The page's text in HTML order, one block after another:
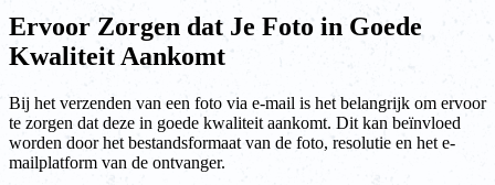
Ervoor Zorgen dat Je Foto in Goede
Kwaliteit Aankomt
Bij het verzenden van een foto via e-mail is het belangrijk om ervoor
te zorgen dat deze in goede kwaliteit aankomt. Dit kan beïnvloed
worden door het bestandsformaat van de foto, resolutie en het e-
mailplatform van de ontvanger.